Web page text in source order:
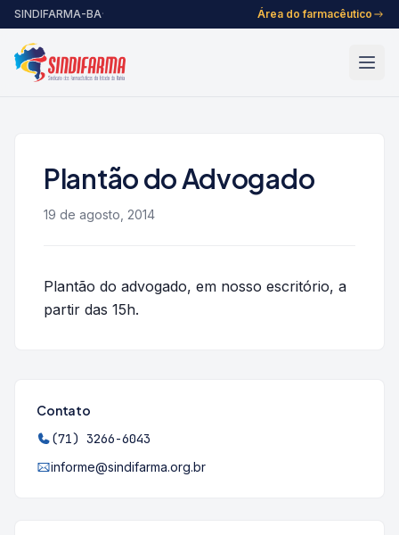
Pular para o conteúdo
SINDIFARMA-BA· Área do farmacêutico
Plantão do Advogado
19 de agosto, 2014
Plantão do advogado, em nosso escritório, a
partir das 15h.
Contato
(71) 3266-6043
informe@sindifarma.org.br